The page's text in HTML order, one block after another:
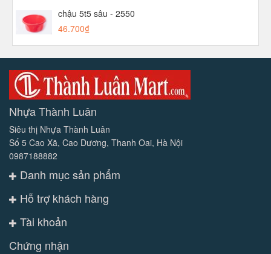
chậu 5t5 sâu - 2550
46.700₫
Nhựa Thành Luân
Siêu thị Nhựa Thành Luân
Số 5 Cao Xã, Cao Dương, Thanh Oai, Hà Nội
0987188882
Danh mục sản phẩm
Hỗ trợ khách hàng
Tài khoản
Chứng nhận